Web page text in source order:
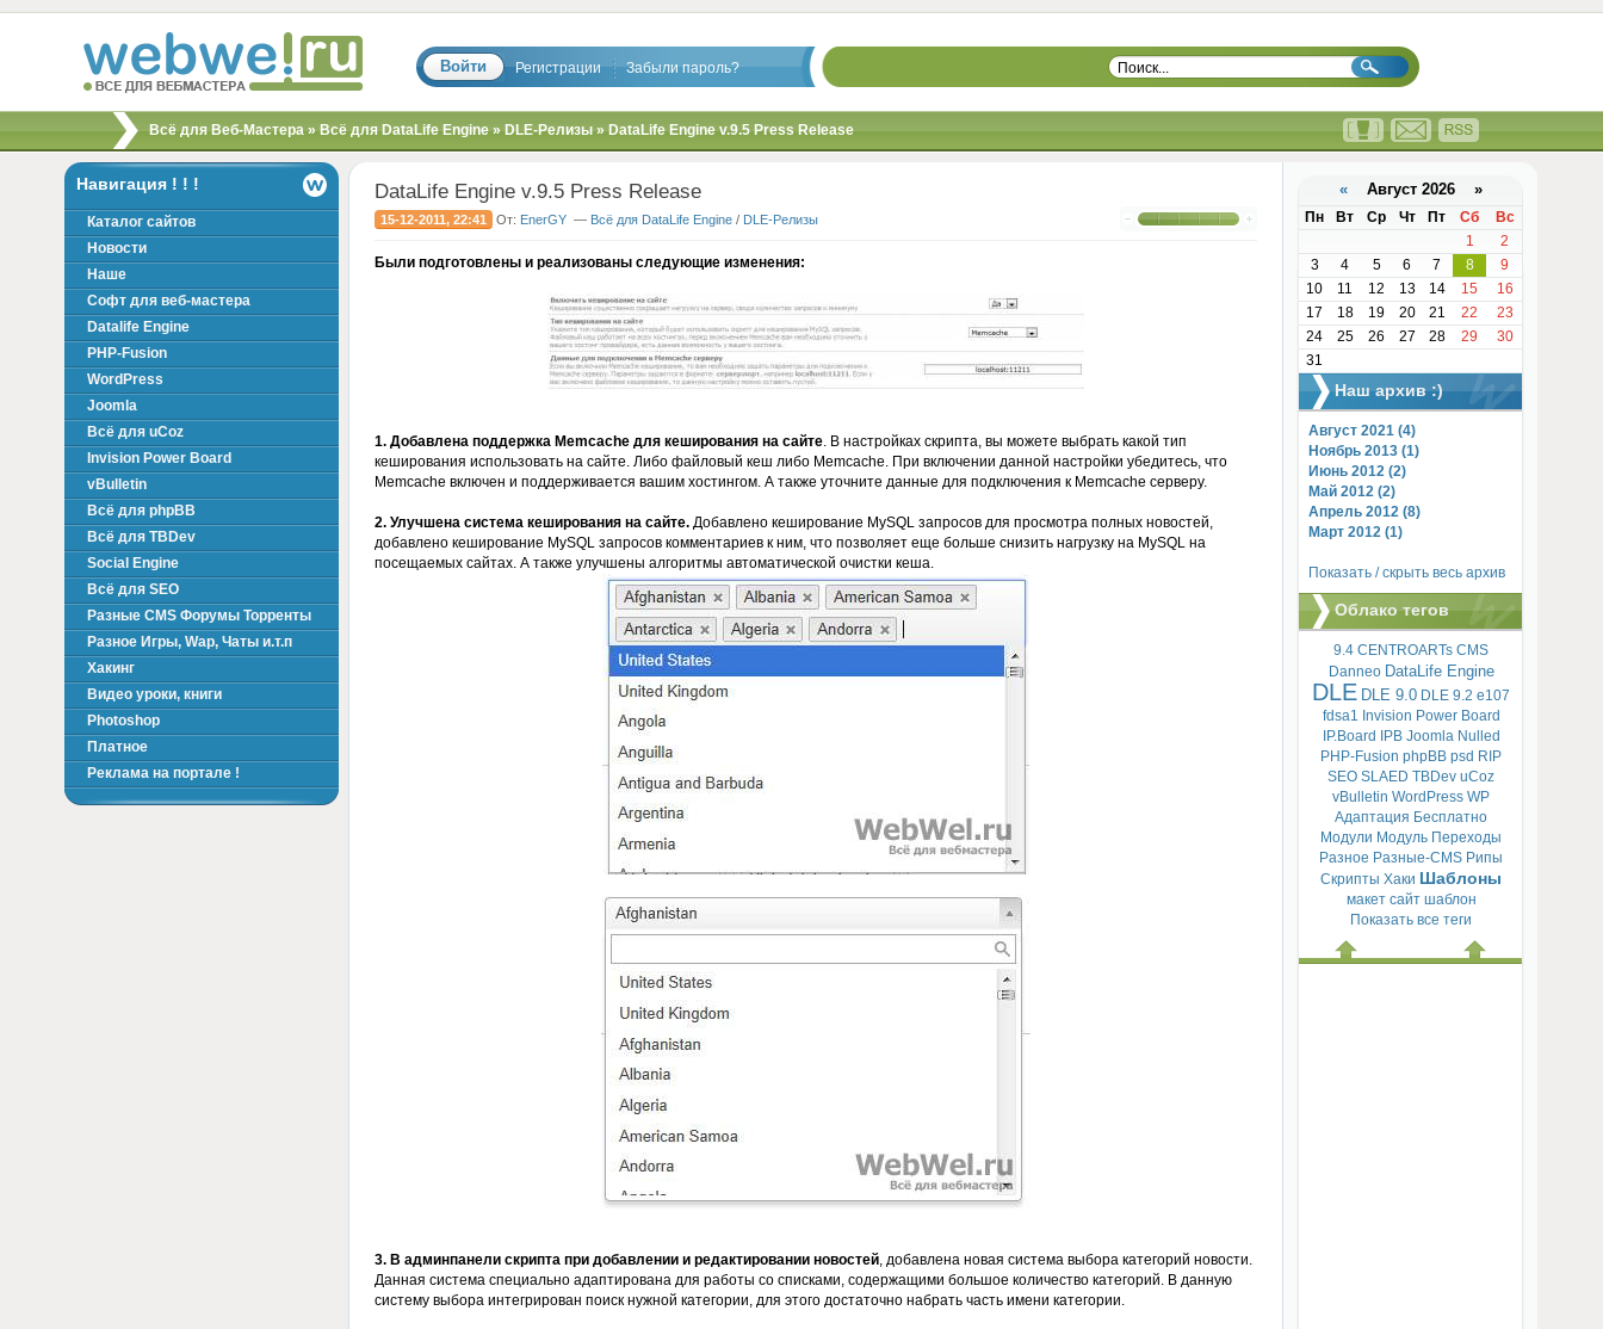
Скрипты, шаблоны,
модули, хаки для
вебмастера!
Войти Регистрации Забыли пароль?
Всё для Веб-Мастера»Всё для DataLife Engine»DLE-Релизы» DataLife Engine v.9.5 Press Release
DataLife Engine v.9.5 Press Release
15-12-2011, 22:41 От: EnerGY — Всё для DataLife Engine/ DLE-Релизы
Были подготовлены и реализованы следующие изменения:
1. Добавлена поддержка Memcache для кеширования на сайте. В настройках скрипта, вы можете выбрать какой тип
кеширования использовать на сайте. Либо файловый кеш либо Memcache. При включении данной настройки убедитесь, что
Memcache включен и поддерживается вашим хостингом. А также уточните данные для подключения к Memcache серверу.
2. Улучшена система кеширования на сайте.Добавлено кеширование MySQL запросов для просмотра полных новостей,
добавлено кеширование MySQL запросов комментариев к ним, что позволяет еще больше снизить нагрузку на MySQL на
посещаемых сайтах. А также улучшены алгоритмы автоматической очистки кеша.
3. В админпанели скрипта при добавлении и редактировании новостей, добавлена новая система выбора категорий новости.
Данная система специально адаптирована для работы со списками, содержащими большое количество категорий. В данную
систему выбора интегрирован поиск нужной категории, для этого достаточно набрать часть имени категории.
« Август 2026 »
Пн Вт Ср Чт Пт Сб
Вс
1
2
3
4 5 6 7 8
9
10
11 12 13 14 15
16
17
18 19 20 21 22
23
24
25 26 27 28 29
30
31
Наш архив :)
Август 2021 (4)
Ноябрь 2013 (1)
Июнь 2012 (2)
Май 2012 (2)
Апрель 2012 (8)
Март 2012 (1)
Показать / скрыть весь архив
Облако тегов
9.4 CENTROARTs CMS
Danneo DataLife Engine
DLE DLE 9.0 DLE 9.2 e107
fdsa1 Invision Power Board
IP.Board
IPB Joomla Nulled
PHP-Fusion phpBB psd RIP
SEO SLAED TBDev uCoz
vBulletin WordPress WP
Адаптация Бесплатно
Модули Модуль Переходы
Разное Разные-CMS Рипы
Скрипты Хаки Шаблоны
макет сайт шаблон
Показать все теги
Навигация ! ! !
Каталог сайтов
Новости
Наше
Софт для веб-мастера
Datalife Engine
PHP-Fusion
WordPress
Joomla
Всё для uCoz
Invision Power Board
vBulletin
Всё для phpBB
Всё для TBDev
Social Engine
Всё для SEO
Разные CMS Форумы Торренты
Разное Игры, Wap, Чаты и.т.п
Хакинг
Видео уроки, книги
Photoshop
Платное
Реклама на портале !